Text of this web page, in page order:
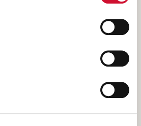
Cookies zu. Sie können
jederzeit widerrufen,
aufrufen und diese
des AWO Bezirksverbandes Unterfranken